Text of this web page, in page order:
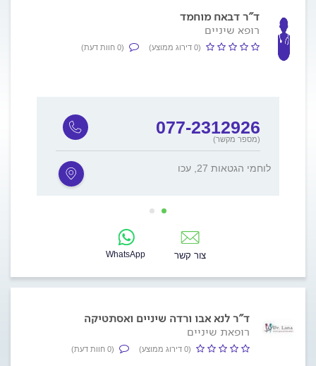
ד"ר דבאח מוחמד
רופא שיניים
(0 דירוג ממוצע) (0 חוות דעת)
077-2312926
(מספר מקשר)
לוחמי הגטאות 27, עכו
צור קשר WhatsApp
ד"ר לנא אבו ורדה שיניים ואסתטיקה
רופאת שיניים
(0 דירוג ממוצע) (0 חוות דעת)